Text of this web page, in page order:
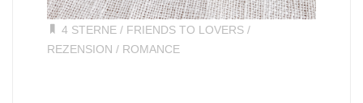
4 STERNE/ FRIENDS TO LOVERS/
REZENSION / ROMANCE